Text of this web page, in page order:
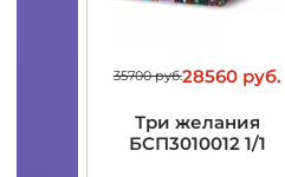
35700 руб.28560 руб.
Три желания
БСП3010012 1/1